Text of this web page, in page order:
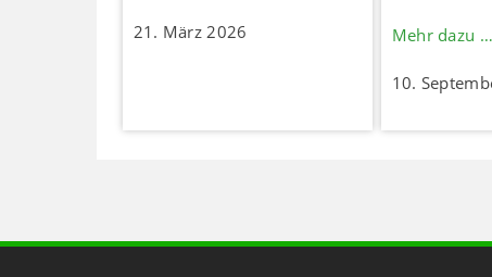
21. März 2026 Mehr dazu …
10.